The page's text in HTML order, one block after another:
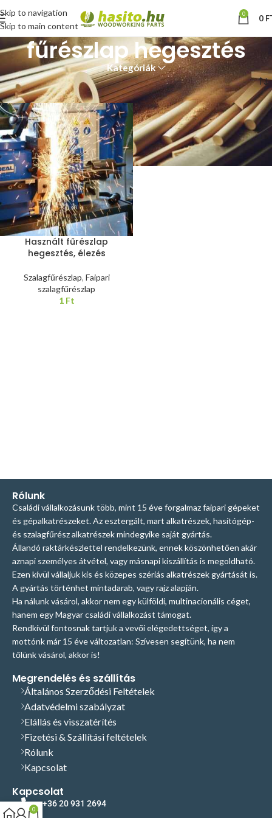
Skip to navigation
Skip to main content
0 0
fűrészlap hegesztés
Kategóriák
Kezdőlap “fűrészlap hegesztés” címkével rendelkező termékek
Használt fűrészlap
hegesztés, élezés
Szalagfűrészlap, Faipari
szalagfűrészlap
1 Ft
Rólunk
Családi vállalkozásunk több, mint 15 éve forgalmaz faipari gépeket
és gépalkatrészeket. Az esztergált, mart alkatrészek, hasítógép-
és szalagfűrész alkatrészek mindegyike saját gyártás.
Állandó raktárkészlettel rendelkezünk, ennek köszönhetően akár
aznapi személyes átvétel, vagy másnapi kiszállítás is megoldható.
Ezen kívül vállaljuk kis és közepes szériás alkatrészek gyártását is.
A gyártás történhet mintadarab, vagy rajz alapján.
Ha nálunk vásárol, akkor nem egy külföldi, multinacionális céget,
hanem egy Magyar családi vállalkozást támogat.
Rendkívül fontosnak tartjuk a vevői elégedettséget, így a
mottónk már 15 éve változatlan: Szívesen segítünk, ha nem
tőlünk vásárol, akkor is!
Megrendelés és szállítás
Általános Szerződési Feltételek
Adatvédelmi szabályzat
Elállás és visszatérítés
Fizetési & Szállítási feltételek
Rólunk
Kapcsolat
Kapcsolat
+36 20 931 2694
0